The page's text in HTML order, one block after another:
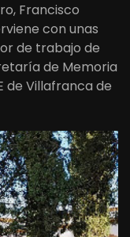
Francisco
con unas
de trabajo de
de Memoria
de Villafranca de